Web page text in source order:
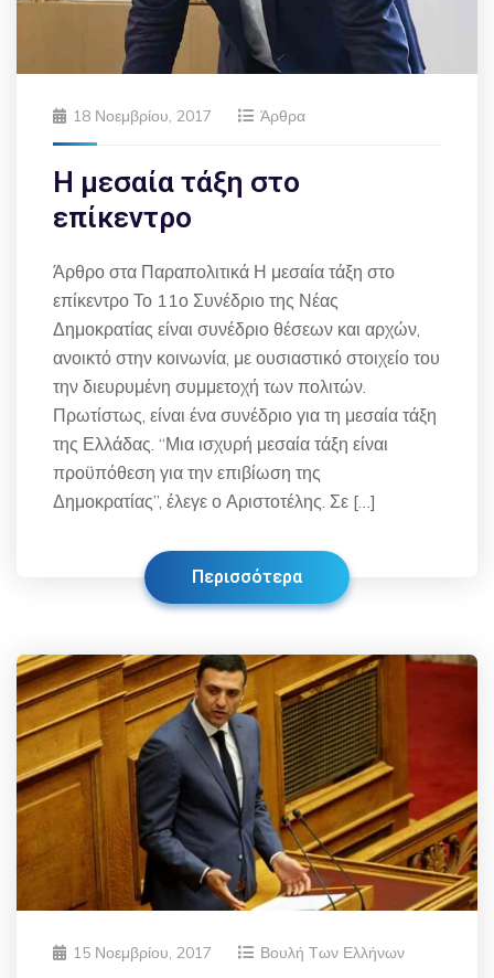
18 Νοεμβρίου, 2017 Άρθρα
Η μεσαία τάξη στο
επίκεντρο
Άρθρο στα Παραπολιτικά Η μεσαία τάξη στο
επίκεντρο Το 11ο Συνέδριο της Νέας
Δημοκρατίας είναι συνέδριο θέσεων και αρχών,
ανοικτό στην κοινωνία, με ουσιαστικό στοιχείο του
την διευρυμένη συμμετοχή των πολιτών.
Πρωτίστως, είναι ένα συνέδριο για τη μεσαία τάξη
της Ελλάδας. “Μια ισχυρή μεσαία τάξη είναι
προϋπόθεση για την επιβίωση της
Δημοκρατίας”, έλεγε ο Αριστοτέλης. Σε […]
Περισσότερα
15 Νοεμβρίου, 2017 Βουλή Των Ελλήνων